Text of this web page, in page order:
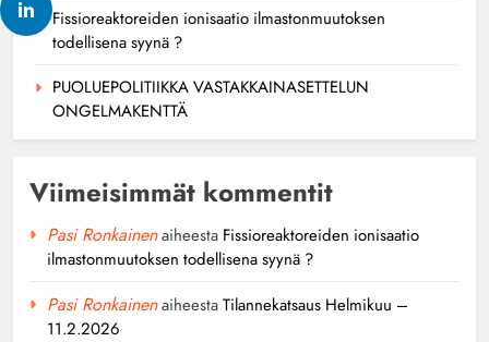
Fissioreaktoreiden ionisaatio ilmastonmuutoksen
todellisena syynä ?
PUOLUEPOLITIIKKA VASTAKKAINASETTELUN
ONGELMAKENTTÄ
Viimeisimmät kommentit
Pasi Ronkainenaiheesta Fissioreaktoreiden ionisaatio
ilmastonmuutoksen todellisena syynä ?
Pasi RonkainenaiheestaTilannekatsaus Helmikuu –
11.2.2026